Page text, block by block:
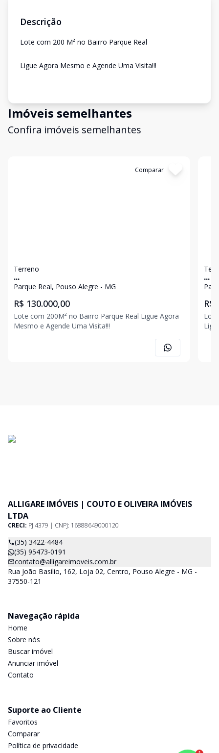
Descrição
Lote com 200 M² no Bairro Parque Real
Ligue Agora Mesmo e Agende Uma Visita!!!
Imóveis semelhantes
Confira imóveis semelhantes
Comparar
Terreno
...
Parque Real, Pouso Alegre - MG
R$ 130.000,00
Lote com 200M² no Bairro Parque Real Ligue Agora
Mesmo e Agende Uma Visita!!!
...
R$
ALLIGARE IMÓVEIS | COUTO E OLIVEIRA IMÓVEIS
LTDA
CRECI: PJ 4379 | CNPJ: 16888649000120
(35) 3422-4484
(35) 95473-0191
contato@alligareimoveis.com.br
Rua João Basílio, 162, Loja 02, Centro, Pouso Alegre - MG -
37550-121
Navegação rápida
Home
Sobre nós
Buscar imóvel
Anunciar imóvel
Contato
Suporte ao Cliente
Favoritos
Comparar
Política de privacidade